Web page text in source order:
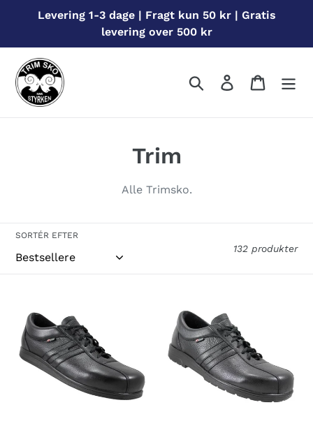
Levering 1-3 dage | Fragt kun 50 kr | Gratis
levering over 500 kr
Søg Log ind
S
a
Trim
Alle Trimsko.
SORTÉR EFTER
132 produkter
Next
Gen
Fritid
Sort
Sort
Let
Vandresko